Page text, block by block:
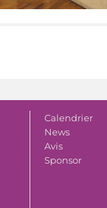
Calendrier
News
Avis
Sponsor